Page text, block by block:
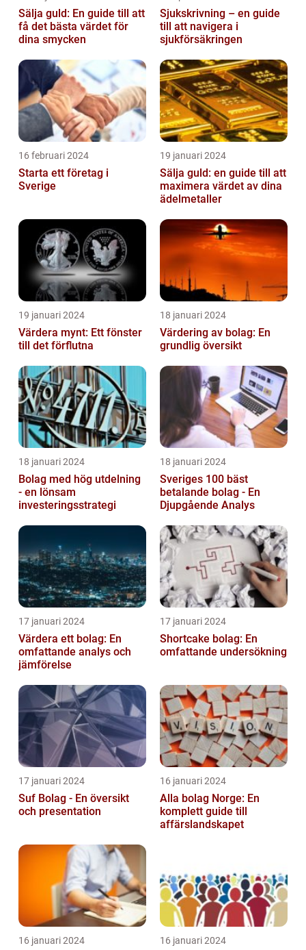
Sälja guld: En guide till att
få det bästa värdet för
dina smycken
Sjukskrivning – en guide
till att navigera i
sjukförsäkringen
16 februari 2024
Starta ett företag i
Sverige
19 januari 2024
Sälja guld: en guide till att
maximera värdet av dina
ädelmetaller
19 januari 2024
Värdera mynt: Ett fönster
till det förflutna
18 januari 2024
Värdering av bolag: En
grundlig översikt
18 januari 2024
Bolag med hög utdelning
- en lönsam
investeringsstrategi
18 januari 2024
Sveriges 100 bäst
betalande bolag - En
Djupgående Analys
17 januari 2024
Värdera ett bolag: En
omfattande analys och
jämförelse
17 januari 2024
Shortcake bolag: En
omfattande undersökning
17 januari 2024
Suf Bolag - En översikt
och presentation
16 januari 2024
Alla bolag Norge: En
komplett guide till
affärslandskapet
16 januari 2024 16 januari 2024